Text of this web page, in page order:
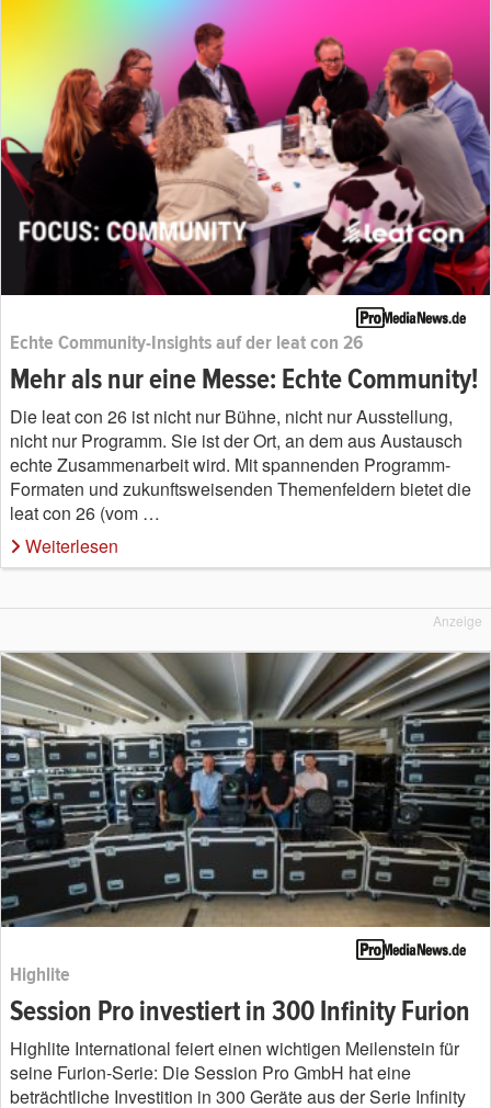
Echte Community-Insights auf der leat con 26
Mehr als nur eine Messe: Echte Community!
Die leat con 26 ist nicht nur Bühne, nicht nur Ausstellung,
nicht nur Programm. Sie ist der Ort, an dem aus Austausch
echte Zusammenarbeit wird. Mit spannenden Programm-
Formaten und zukunftsweisenden Themenfeldern bietet die
leat con 26 (vom …
Weiterlesen
Anzeige
Highlite
Session Pro investiert in 300 Infinity Furion
Highlite International feiert einen wichtigen Meilenstein für
seine Furion-Serie: Die Session Pro GmbH hat eine
beträchtliche Investition in 300 Geräte aus der Serie Infinity